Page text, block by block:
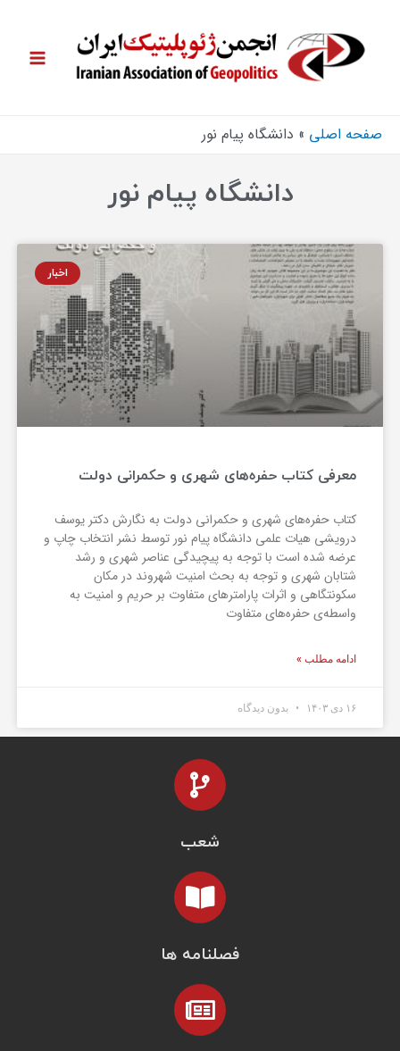
صفحه اصلی دانشگاه پیام نور
دانشگاه پیام نور
اخبار
معرفی کتاب حفره‌های شهری و حکمرانی دولت
کتاب حفره‌های شهری و حکمرانی دولت به نگارش دکتر یوسف
درویشی هیات علمی دانشگاه پیام نور توسط نشر انتخاب چاپ و
عرضه شده است با توجه به پیچیدگی عناصر شهری و رشد
شتابان شهری و توجه به بحث امنیت شهروند در مکان
سکونتگاهی و اثرات پارامتر‌های متفاوت بر حریم و امنیت به
واسطه‌ی حفره‌های متفاوت
ادامه مطلب »
۱۶ دی ۱۴۰۳ بدون دیدگاه
شعب
فصلنامه ها